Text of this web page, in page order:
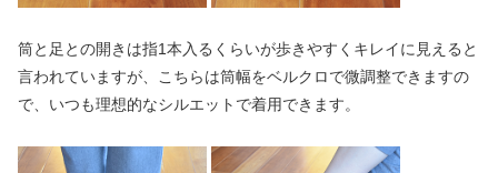
筒と足との開きは指1本入るくらいが歩きやすくキレイに見えると
言われていますが、こちらは筒幅をベルクロで微調整できますの
で、いつも理想的なシルエットで着用できます。